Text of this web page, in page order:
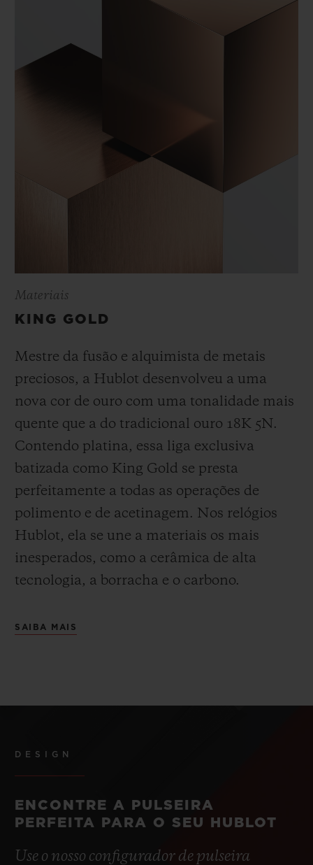
Materiais
KING GOLD
Mestre da fusão e alquimista de metais
preciosos, a Hublot desenvolveu a uma
nova cor de ouro com uma tonalidade mais
quente que a do tradicional ouro 18K 5N.
Contendo platina, essa liga exclusiva
batizada como King Gold se presta
perfeitamente a todas as operações de
polimento e de acetinagem. Nos relógios
Hublot, ela se une a materiais os mais
inesperados, como a cerâmica de alta
tecnologia, a borracha e o carbono.
SAIBA MAIS
DESIGN
ENCONTRE A PULSEIRA
PERFEITA PARA O SEU HUBLOT
Use o nosso configurador de pulseira